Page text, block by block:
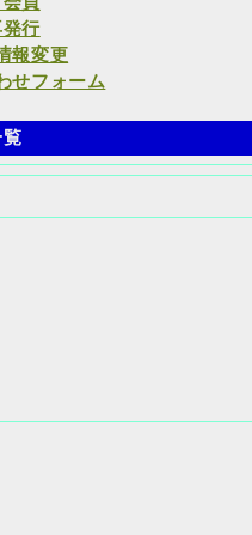
行
報変更
せフォーム